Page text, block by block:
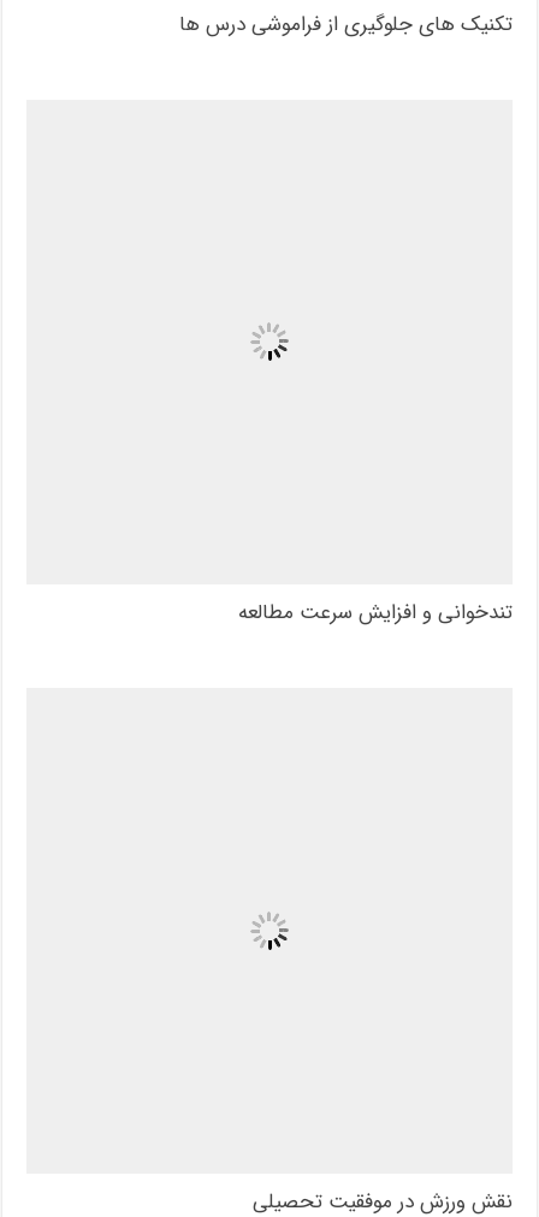
تکنیک های جلوگیری از فراموشی درس ها
تندخوانی و افزایش سرعت مطالعه
نقش ورزش در موفقیت تحصیلی